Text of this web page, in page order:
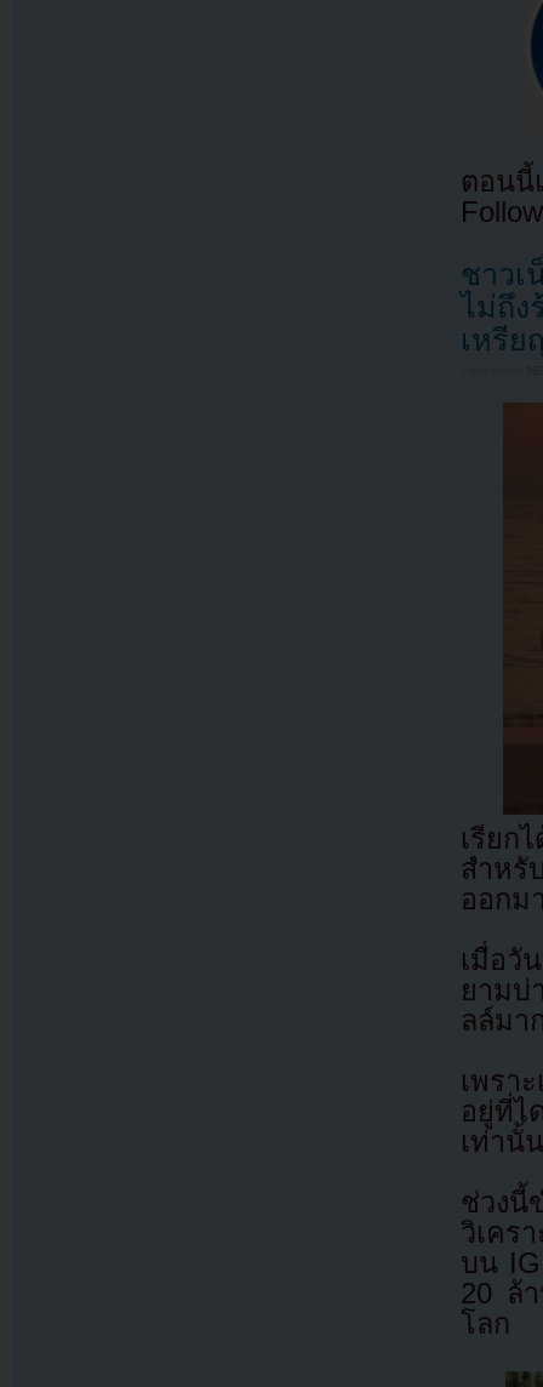
ตอนนี้
ชาวเ
ไม่ถึง
เหรีย
เรีย
สำหรั
ออกม
เมื่อวั
ยามบ่
ลล์มา
เพรา
อยู่ที่
เท่านั้
ช่วงนี้
วิเคร
บน
20 ล้
โลก